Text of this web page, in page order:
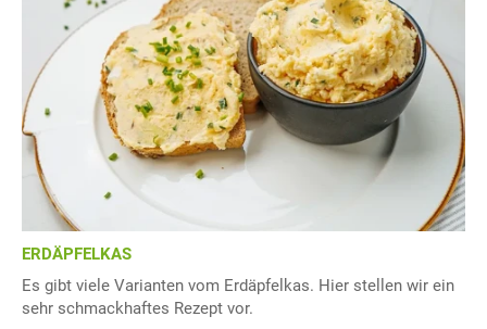
ERDÄPFELKAS
Es gibt viele Varianten vom Erdäpfelkas. Hier stellen wir ein
sehr schmackhaftes Rezept vor.